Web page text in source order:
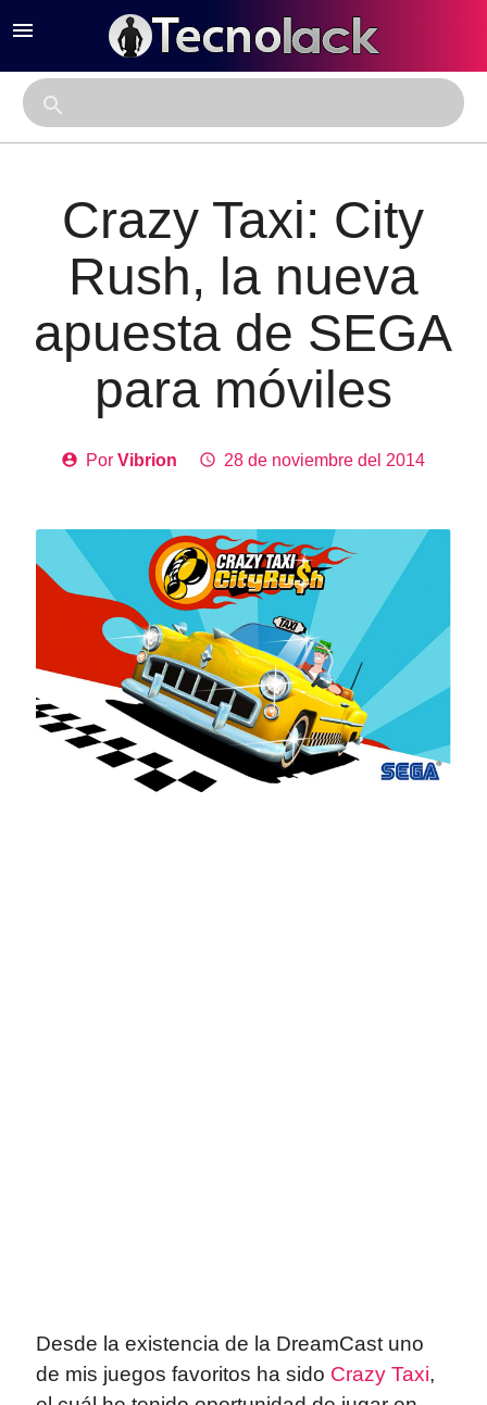
menu
search
Crazy Taxi: City
Rush, la nueva
apuesta de SEGA
para móviles
account_circle PorVibrion access_time 28 de noviembre del 2014
Desde la existencia de la DreamCast uno
de mis juegos favoritos ha sido Crazy Taxi,